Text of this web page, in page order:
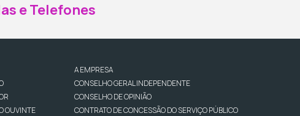
e Telefones
OUVINTE
A EMPRESA
CONSELHO GERAL INDEPENDENTE
CONSELHO DE OPINIÃO
CONTRATO DE CONCESSÃO DO SERVIÇO PÚBLICO